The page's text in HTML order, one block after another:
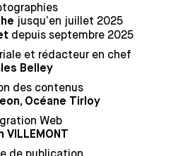
jusqu’en juillet 2025
depuis septembre 2025
et rédacteur en chef
Belley
des contenus
Océane Tirloy
Web
VILLEMONT